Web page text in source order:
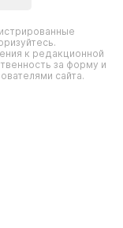
к редакционной
за форму и
сайта.